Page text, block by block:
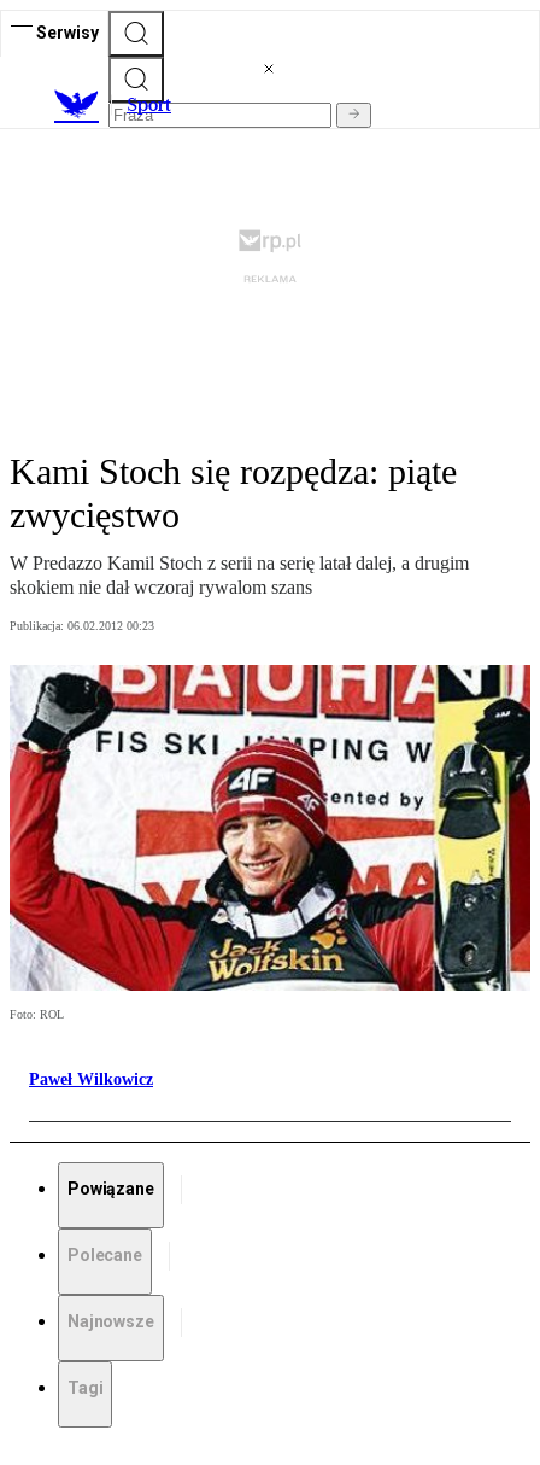
Serwisy
Sport
Kami Stoch się rozpędza: piąte
zwycięstwo
W Predazzo Kamil Stoch z serii na serię latał dalej, a drugim
skokiem nie dał wczoraj rywalom szans
Publikacja: 06.02.2012 00:23
Foto: ROL
Paweł Wilkowicz
Powiązane
Polecane
Najnowsze
Tagi